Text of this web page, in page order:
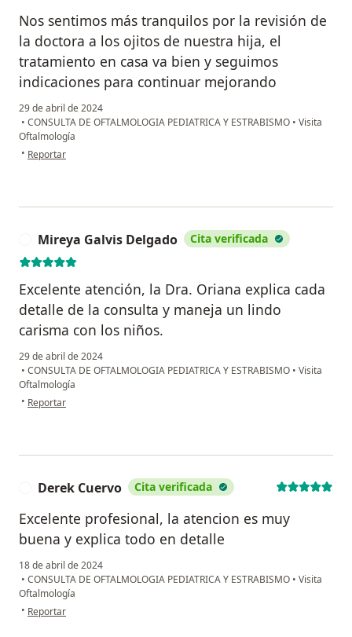
Nos sentimos más tranquilos por la revisión de
la doctora a los ojitos de nuestra hija, el
tratamiento en casa va bien y seguimos
indicaciones para continuar mejorando
29 de abril de 2024
• CONSULTA DE OFTALMOLOGIA PEDIATRICA Y ESTRABISMO • Visita
Oftalmología
• en opinión del usuario Jenny Amaya
Reportar
Mireya Galvis Delgado Cita verificada
Excelente atención, la Dra. Oriana explica cada
detalle de la consulta y maneja un lindo
carisma con los niños.
29 de abril de 2024
• CONSULTA DE OFTALMOLOGIA PEDIATRICA Y ESTRABISMO • Visita
Oftalmología
• en opinión del usuario Mireya Galvis Delgado
Reportar
Derek Cuervo Cita verificada
Excelente profesional, la atencion es muy
buena y explica todo en detalle
18 de abril de 2024
• CONSULTA DE OFTALMOLOGIA PEDIATRICA Y ESTRABISMO • Visita
Oftalmología
• en opinión del usuario Derek Cuervo
Reportar